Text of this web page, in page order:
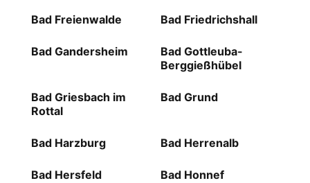
Bad Freienwalde Bad Friedrichshall
Bad Gandersheim
Bad Gottleuba-
Berggießhübel
Bad Griesbach im
Rottal
Bad Grund
Bad Harzburg Bad Herrenalb
Bad Hersfeld Bad Honnef